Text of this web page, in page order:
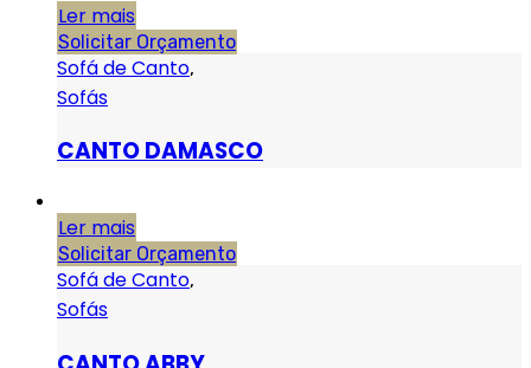
Ler mais
Solicitar Orçamento
Sofá de Canto,
Sofás
CANTO DAMASCO
Ler mais
Solicitar Orçamento
Sofá de Canto,
Sofás